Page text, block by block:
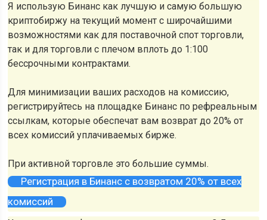
Я использую Бинанс как лучшую и самую большую
криптобиржу на текущий момент с широчайшими
возможностями как для поставочной спот торговли,
так и для торговли с плечом вплоть до 1:100
бессрочными контрактами.
Для минимизации ваших расходов на комиссию,
регистрируйтесь на площадке Бинанс по рефреальным
ссылкам, которые обеспечат вам возврат до 20% от
всех комиссий уплачиваемых бирже.
При активной торговле это большие суммы.
Регистрация в Бинанс с возвратом 20% от всех
комиссий